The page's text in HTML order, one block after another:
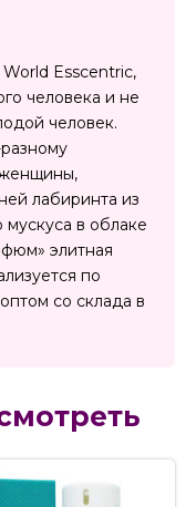
Esscentric,
человека и не
человек.
лабиринта из
мускуса в облаке
элитная
по
со склада в